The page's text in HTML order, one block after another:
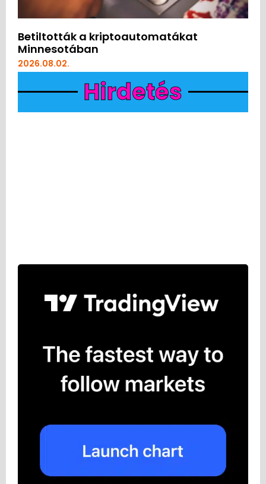
Betiltották a kriptoautomatákat
Minnesotában
2026.08.02.
Hirdetés